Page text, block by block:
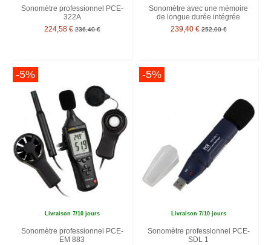
Sonomètre professionnel PCE-
322A
224,58 € 236,40 €
Sonomètre avec une mémoire
de longue durée intégrée
239,40 € 252,00 €
-5%
Livraison 7/10 jours
Sonomètre professionnel PCE-
EM 883
-5%
Livraison 7/10 jours
Sonomètre professionnel PCE-
SDL 1